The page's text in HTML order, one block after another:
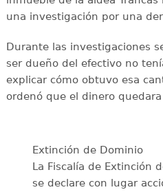
una investigación por una
Durante las investigaciones
ser dueño del efectivo no
explicar cómo obtuvo esa
ordenó que el dinero
Extinción de Dominio
La Fiscalía de Extinción
se declare con lugar